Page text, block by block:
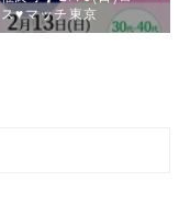
♥マッチ東京